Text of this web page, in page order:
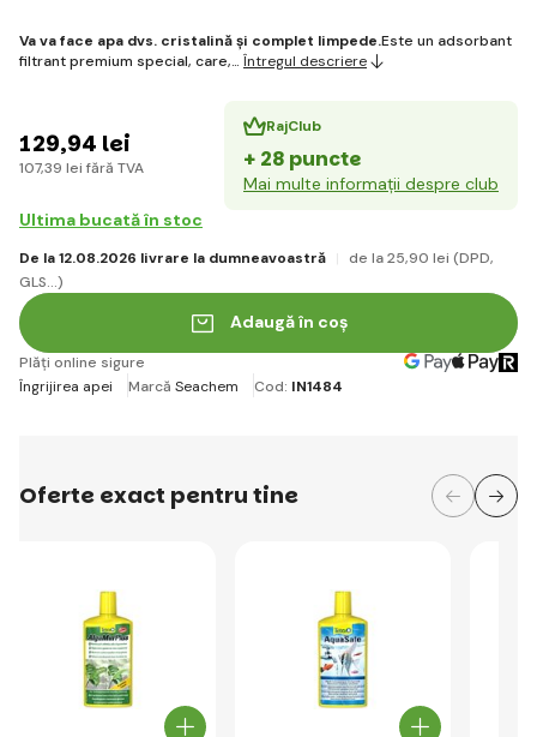
Va va face apa dvs. cristalină și complet limpede.Este un adsorbant
filtrant premium special, care,… Întregul descriere
129,94 lei
107,39 lei fără TVA
RajClub
+ 28 puncte
Mai multe informații despre club
Ultima bucată în stoc
De la 12.08.2026 livrare la dumneavoastră de la 25,90 lei (DPD,
GLS...)
Adaugă în coș
Plăți online sigure
Îngrijirea apei
Marcă Seachem Cod: IN1484
Oferte exact pentru tine